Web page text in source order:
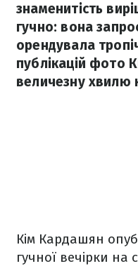
знаменитість
гучно: вона
орендувала
публікацій фото
величезну хвилю
Кім Кардашян
гучної вечірки на